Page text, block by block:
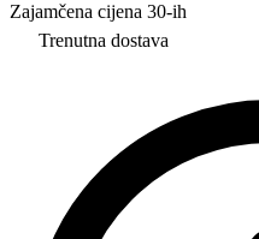
Zajamčena cijena 30-ih
Trenutna dostava